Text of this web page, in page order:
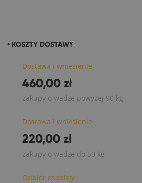
• KOSZTY DOSTAWY
Dostawa i wniesienie
460,00 zł
zakupy o wadze powyżej 90 kg
Dostawa i wniesienie
220,00 zł
zakupy o wadze do 50 kg
Odbiór osobisty